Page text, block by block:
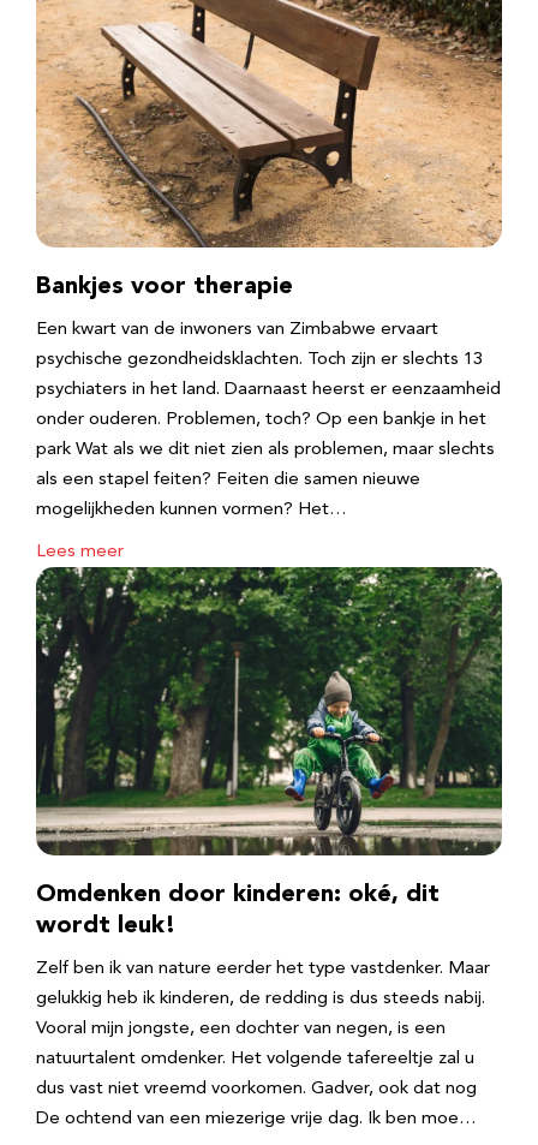
Bankjes voor therapie
Een kwart van de inwoners van Zimbabwe ervaart
psychische gezondheidsklachten. Toch zijn er slechts 13
psychiaters in het land. Daarnaast heerst er eenzaamheid
onder ouderen. Problemen, toch? Op een bankje in het
park Wat als we dit niet zien als problemen, maar slechts
als een stapel feiten? Feiten die samen nieuwe
mogelijkheden kunnen vormen? Het…
Lees meer
Omdenken door kinderen: oké, dit
wordt leuk!
Zelf ben ik van nature eerder het type vastdenker. Maar
gelukkig heb ik kinderen, de redding is dus steeds nabij.
Vooral mijn jongste, een dochter van negen, is een
natuurtalent omdenker. Het volgende tafereeltje zal u
dus vast niet vreemd voorkomen. Gadver, ook dat nog
De ochtend van een miezerige vrije dag. Ik ben moe…